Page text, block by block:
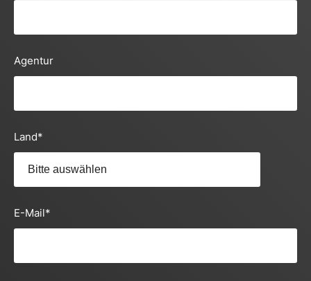
Agentur
Land*
E-Mail*